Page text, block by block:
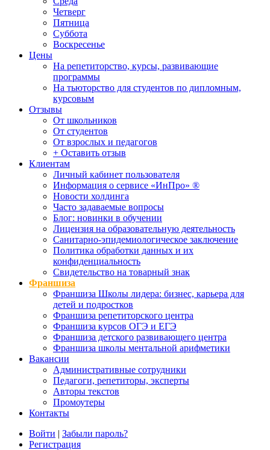
Четверг
Пятница
Суббота
Воскресенье
Цены
На репетиторство, курсы, развивающие
программы
На тьюторство для студентов по дипломным,
курсовым
Отзывы
От школьников
От студентов
От взрослых и педагогов
+ Оставить отзыв
Клиентам
Личный кабинет пользователя
Информация о сервисе «ИнПро» ®
Новости холдинга
Часто задаваемые вопросы
Блог: новинки в обучении
Лицензия на образовательную деятельность
Санитарно-эпидемиологическое заключение
Политика обработки данных и их
конфиденциальность
Свидетельство на товарный знак
Франшиза
Франшиза Школы лидера: бизнес, карьера для
детей и подростков
Франшиза репетиторского центра
Франшиза курсов ОГЭ и ЕГЭ
Франшиза детского развивающего центра
Франшиза школы ментальной арифметики
Вакансии
Административные сотрудники
Педагоги, репетиторы, эксперты
Авторы текстов
Промоутеры
Контакты
Войти | Забыли пароль?
Регистрация